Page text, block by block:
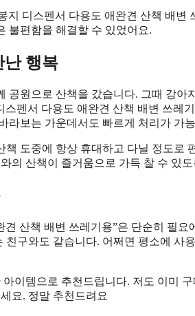
지 디스펜서 다용도 애완견 산책 배변
불편함을 해결할 수 있었어요.
난 행복
공원으로 산책을 갔습니다. 그때 강아
스펜서 다용도 애완견 산책 배변 쓰레
라보는 가운데서도 빠르게 처리가 가
책 도중에 항상 휴대하고 다닐 정도로
의 산책이 즐거움으로 가득 찰 수 있
산책 배변 쓰레기용”은 단순히 필
친구와도 같습니다. 어쩌면 평소에 사
이템으로 추천드립니다. 저도 이미
요. 정말 추천드려요